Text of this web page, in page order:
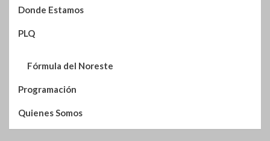
Donde Estamos
PLQ
Fórmula del Noreste
Programación
Quienes Somos